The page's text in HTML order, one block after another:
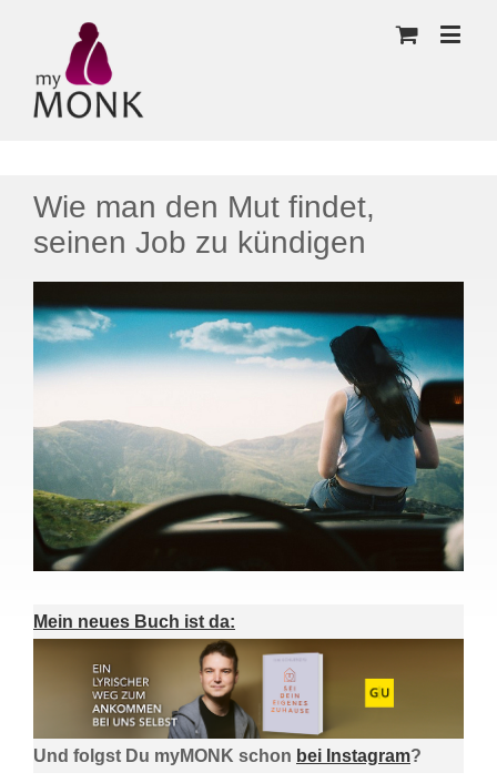
Wie man den Mut findet,
seinen Job zu kündigen
Mein neues Buch ist da:
Und folgst Du myMONK schon bei Instagram?